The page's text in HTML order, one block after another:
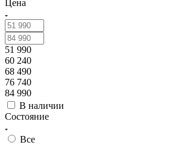
Цена
51 990
60 240
68 490
76 740
84 990
В наличии
Состояние
Все